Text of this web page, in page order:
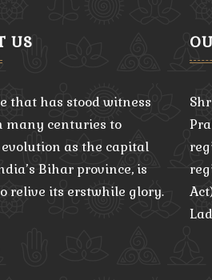
US
that has stood witness
many centuries to
evolution as the capital
Bihar province, is
relive its erstwhile glory.